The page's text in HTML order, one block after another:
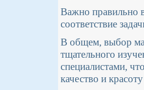
Важно правильно
соответствие
В общем, выбор
тщательного
специалистами,
качество и